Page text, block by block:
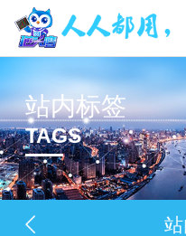
站内标签
TAGS